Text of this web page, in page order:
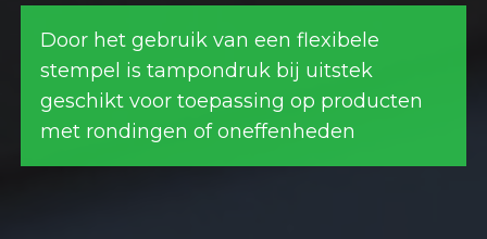
Door het gebruik van een flexibele
stempel is tampondruk bij uitstek
geschikt voor toepassing op producten
met rondingen of oneffenheden